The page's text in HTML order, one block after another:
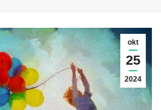
okt
25
2024